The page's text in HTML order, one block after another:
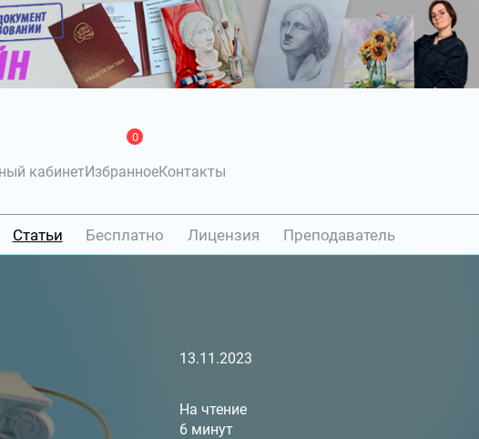
кабинетИзбранное
0
Контакты
Статьи Бесплатно Лицензия Преподаватель
13.11.2023
На чтение
6 минут